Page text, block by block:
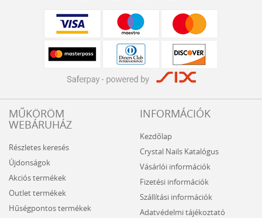
MŰKÖRÖM
WEBÁRUHÁZ
Részletes keresés
Újdonságok
Akciós termékek
Outlet termékek
Hűségpontos termékek
INFORMÁCIÓK
Kezdőlap
Crystal Nails Katalógus
Vásárlói információk
Fizetési információk
Szállítási információk
Adatvédelmi tájékoztató